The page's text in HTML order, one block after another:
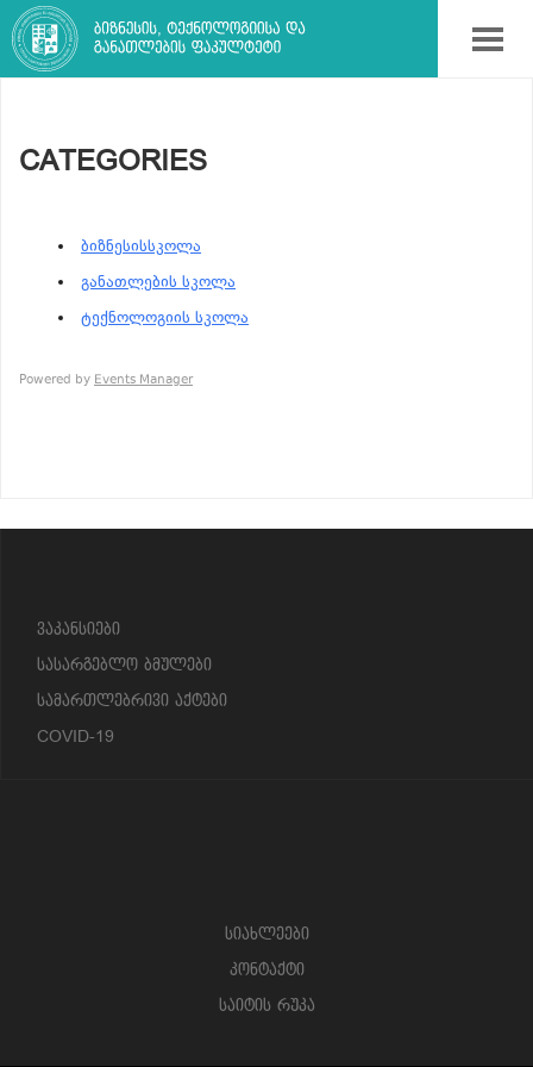
CATEGORIES
ბიზნესისსკოლა
განათლების სკოლა
ტექნოლოგიის სკოლა
Powered by Events Manager
ვაკანსიები
სასარგებლო ბმულები
სამართლებრივი აქტები
COVID-19
სიახლეები
კონტაქტი
საიტის რუკა